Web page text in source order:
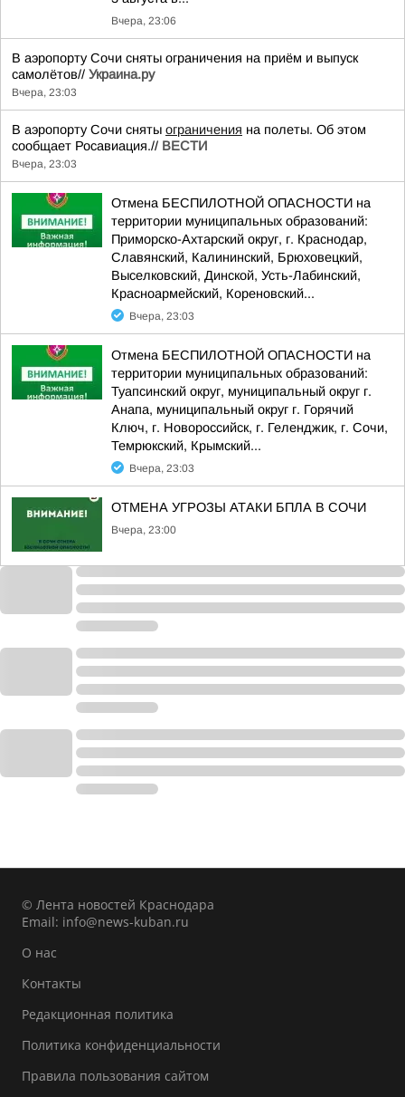
Вчера, 23:06
В аэропорту Сочи сняты ограничения на приём и выпуск
самолётов// Украина.ру
Вчера, 23:03
В аэропорту Сочи сняты ограничения на полеты. Об этом
сообщает Росавиация.// ВЕСТИ
Вчера, 23:03
Отмена БЕСПИЛОТНОЙ ОПАСНОСТИ на
территории муниципальных образований:
Приморско-Ахтарский округ, г. Краснодар,
Славянский, Калининский, Брюховецкий,
Выселковский, Динской, Усть-Лабинский,
Красноармейский, Кореновский...
Вчера, 23:03
Отмена БЕСПИЛОТНОЙ ОПАСНОСТИ на
территории муниципальных образований:
Туапсинский округ, муниципальный округ г.
Анапа, муниципальный округ г. Горячий
Ключ, г. Новороссийск, г. Геленджик, г. Сочи,
Темрюкский, Крымский...
Вчера, 23:03
ОТМЕНА УГРОЗЫ АТАКИ БПЛА В СОЧИ
Вчера, 23:00
© Лента новостей Краснодара
Email: info@news-kuban.ru
О нас
Контакты
Редакционная политика
Политика конфиденциальности
Правила пользования сайтом